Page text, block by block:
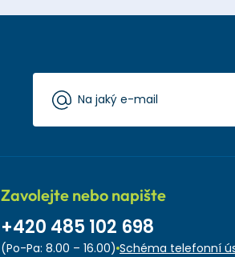
Zavolejte nebo napište
+420 485 102 698
(Po-Pa: 8.00 – 16.00) Schéma telefonní